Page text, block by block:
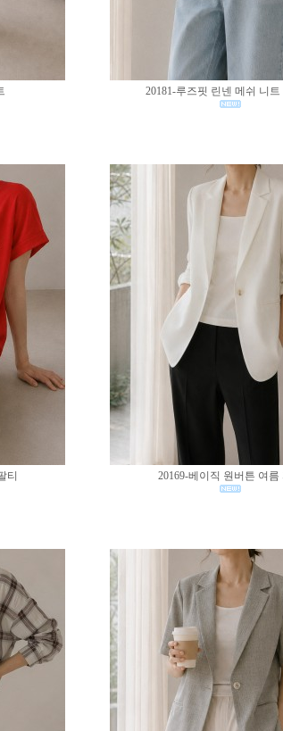
20181-루즈핏 린넨 메쉬 니트
티 20169-베이직 원버튼 여름